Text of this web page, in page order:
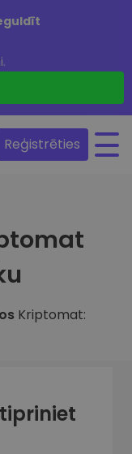
Reģistrēties
Kriptomat: